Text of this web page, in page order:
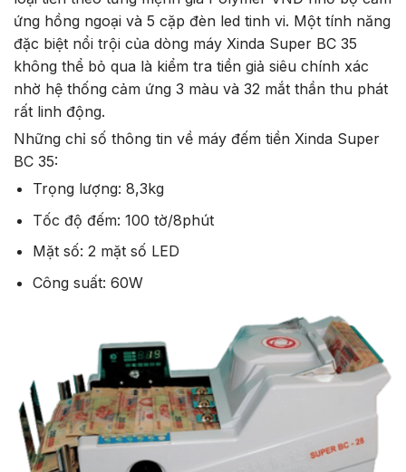
ứng hồng ngoại và 5 cặp đèn led tinh vi. Một tính năng
đặc biệt nổi trội của dòng máy Xinda Super BC 35
không thể bỏ qua là kiểm tra tiền giả siêu chính xác
nhờ hệ thống cảm ứng 3 màu và 32 mắt thần thu phát
rất linh động.
Những chỉ số thông tin về máy đếm tiền Xinda Super
BC 35:
Trọng lượng: 8,3kg
Tốc độ đếm: 100 tờ/8phút
Mặt số: 2 mặt số LED
Công suất: 60W